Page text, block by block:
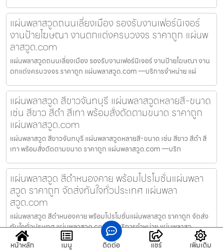
แผ่นพลาสวูดถนนเลี่ยงเมือง รองรับงานเฟอร์นิเจอร์
งานป้ายโฆษณา งานตกแต่งครบวงจร ราคาถูก แผ่นพ
ลาสวูด.com
แผ่นพลาสวูดถนนเลี่ยงเมือง รองรับงานเฟอร์นิเจอร์ งานป้ายโฆษณา งาน
ตกแต่งครบวงจร ราคาถูก แผ่นพลาสวูด.com —บริการจำหน่าย แผ่
แผ่นพลาสวูด สีขาวจันทบุรี แผ่นพลาสวูดหลายสี-ขนาด
เช่น สีขาว สีดำ สีเทา พร้อมสั่งตัดตามขนาด ราคาถูก
แผ่นพลาสวูด.com
แผ่นพลาสวูด สีขาวจันทบุรี แผ่นพลาสวูดหลายสี-ขนาด เช่น สีขาว สีดำ สี
เทา พร้อมสั่งตัดตามขนาด ราคาถูก แผ่นพลาสวูด.com —บริก
แผ่นพลาสวูด สีดำหนองคาย พร้อมโปรโมชั่นแผ่นพลา
สวูด ราคาถูก จัดส่งทันใจทั่วประเทศ แผ่นพลา
สวูด.com
แผ่นพลาสวูด สีดำหนองคาย พร้อมโปรโมชั่นแผ่นพลาสวูด ราคาถูก จัดส่ง
ทันใจทั่วประเทศ แผ่นพลาสวูด.com —บริการจำหน่าย แผ่นพลาสว
หน้าหลัก เมนู ติดต่อ แชร์ เพิ่มเติม